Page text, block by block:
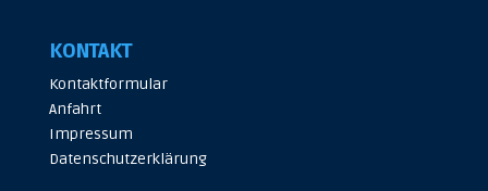
KONTAKT
Kontaktformular
Anfahrt
Impressum
Datenschutzerklärung